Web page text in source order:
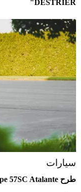
DESTRIER"
سيارات